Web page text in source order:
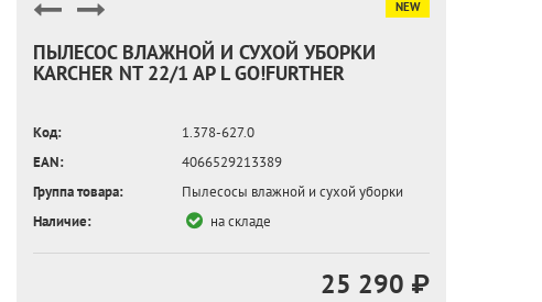
ОТПРАВИТЬ
NEW
ПЫЛЕСОС ВЛАЖНОЙ И СУХОЙ УБОРКИ
KARCHER NT 22/1 AP L GO!FURTHER
Код:
1.378-627.0
EAN:
4066529213389
Группа товара:
Пылесосы влажной и сухой уборки
Наличие:
на складе
25 290 ₽